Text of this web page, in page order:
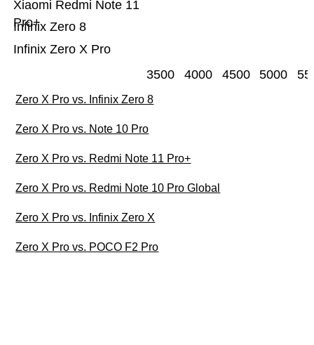
Infinix Zero X Pro
Infinix Zero 8
Xiaomi Redmi Note 11
Pro+
3500 4000 4500 5000
Zero X Pro vs. Infinix Zero 8
Zero X Pro vs. Note 10 Pro
Zero X Pro vs. Redmi Note 11 Pro+
Zero X Pro vs. Redmi Note 10 Pro Global
Zero X Pro vs. Infinix Zero X
Zero X Pro vs. POCO F2 Pro